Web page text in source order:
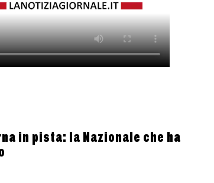
in pista: la Nazionale che ha